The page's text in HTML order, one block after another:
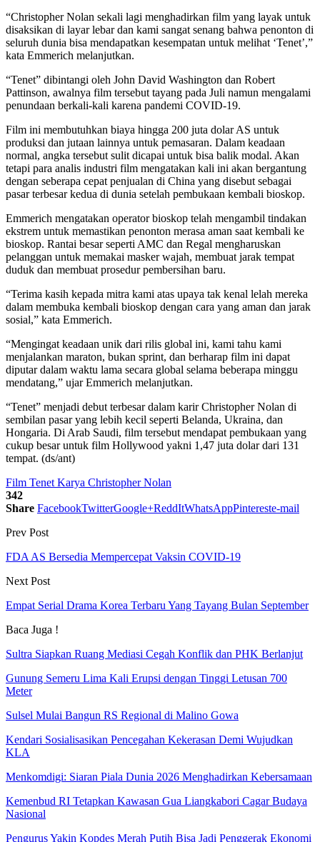
“Christopher Nolan sekali lagi menghadirkan film yang layak untuk
disaksikan di layar lebar dan kami sangat senang bahwa penonton di
seluruh dunia bisa mendapatkan kesempatan untuk melihat ‘Tenet’,”
kata Emmerich melanjutkan.
“Tenet” dibintangi oleh John David Washington dan Robert
Pattinson, awalnya film tersebut tayang pada Juli namun mengalami
penundaan berkali-kali karena pandemi COVID-19.
Film ini membutuhkan biaya hingga 200 juta dolar AS untuk
produksi dan jutaan lainnya untuk pemasaran. Dalam keadaan
normal, angka tersebut sulit dicapai untuk bisa balik modal. Akan
tetapi para analis industri film mengatakan kali ini akan bergantung
dengan seberapa cepat penjualan di China yang disebut sebagai
pasar terbesar kedua di dunia setelah pembukaan kembali bioskop.
Emmerich mengatakan operator bioskop telah mengambil tindakan
ekstrem untuk memastikan penonton merasa aman saat kembali ke
bioskop. Rantai besar seperti AMC dan Regal mengharuskan
pelanggan untuk memakai masker wajah, membuat jarak tempat
duduk dan membuat prosedur pembersihan baru.
“Terima kasih kepada mitra kami atas upaya tak kenal lelah mereka
dalam membuka kembali bioskop dengan cara yang aman dan jarak
sosial,” kata Emmerich.
“Mengingat keadaan unik dari rilis global ini, kami tahu kami
menjalankan maraton, bukan sprint, dan berharap film ini dapat
diputar dalam waktu lama secara global selama beberapa minggu
mendatang,” ujar Emmerich melanjutkan.
“Tenet” menjadi debut terbesar dalam karir Christopher Nolan di
sembilan pasar yang lebih kecil seperti Belanda, Ukraina, dan
Hongaria. Di Arab Saudi, film tersebut mendapat pembukaan yang
cukup besar untuk film Hollywood yakni 1,47 juta dolar dari 131
tempat. (ds/ant)
Film Tenet Karya Christopher Nolan
342
Share FacebookTwitterGoogle+ReddItWhatsAppPintereste-mail
Prev Post
FDA AS Bersedia Mempercepat Vaksin COVID-19
Next Post
Empat Serial Drama Korea Terbaru Yang Tayang Bulan September
Baca Juga !
Sultra Siapkan Ruang Mediasi Cegah Konflik dan PHK Berlanjut
Gunung Semeru Lima Kali Erupsi dengan Tinggi Letusan 700
Meter
Sulsel Mulai Bangun RS Regional di Malino Gowa
Kendari Sosialisasikan Pencegahan Kekerasan Demi Wujudkan
KLA
Menkomdigi: Siaran Piala Dunia 2026 Menghadirkan Kebersamaan
Kemenbud RI Tetapkan Kawasan Gua Liangkabori Cagar Budaya
Nasional
Pengurus Yakin Kopdes Merah Putih Bisa Jadi Penggerak Ekonomi